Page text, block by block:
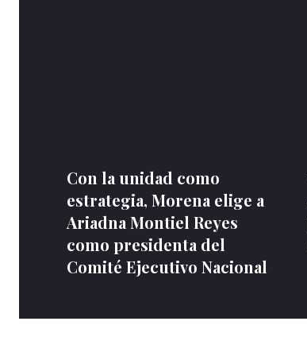
Con la unidad como
estrategia, Morena elige a
Ariadna Montiel Reyes
como presidenta del
Comité Ejecutivo Nacional